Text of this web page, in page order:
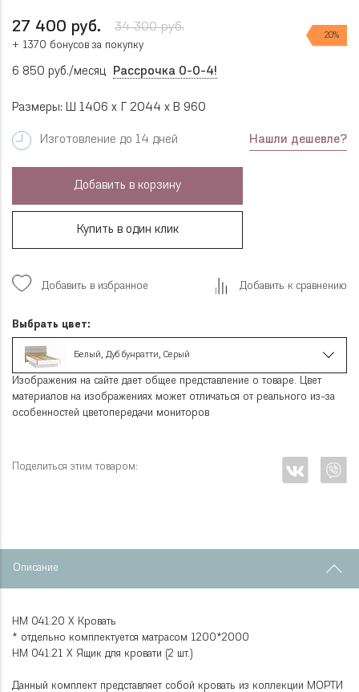
27 400 руб. 34 300 руб.
20%
+ 1370 бонусов за покупку
6 850 руб./месяц Рассрочка 0-0-4!
Размеры: Ш 1406 x Г 2044 x В 960
Изготовление до 14 дней Нашли дешевле?
Добавить в корзину
Купить в один клик
Добавить в избранное Добавить к сравнению
Выбрать цвет:
Белый, Дуб бунратти, Серый
Изображения на сайте дает общее представление о товаре. Цвет
материалов на изображениях может отличаться от реального из-за
особенностей цветопередачи мониторов
Поделиться этим товаром:
Описание
НМ 041.20 Х Кровать
* отдельно комплектуется матрасом 1200*2000
НМ 041.21 Х Ящик для кровати (2 шт.)
Данный комплект представляет собой кровать из коллекции МОРТИ